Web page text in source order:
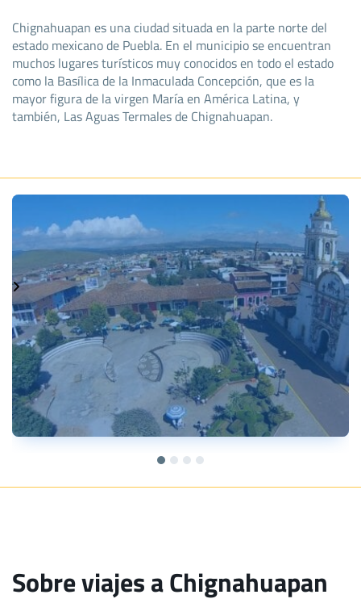
Chignahuapan es una ciudad situada en la parte norte del
estado mexicano de Puebla. En el municipio se encuentran
muchos lugares turísticos muy conocidos en todo el estado
como la Basílica de la Inmaculada Concepción, que es la
mayor figura de la virgen María en América Latina, y
también, Las Aguas Termales de Chignahuapan.
Sobre viajes a Chignahuapan